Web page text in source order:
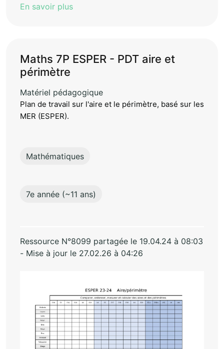
En savoir plus
Maths 7P ESPER - PDT aire et
périmètre
Matériel pédagogique
Plan de travail sur l'aire et le périmètre, basé sur les
MER (ESPER).
Mathématiques
7e année (~11 ans)
Ressource N°8099 partagée le 19.04.24 à 08:03
- Mise à jour le 27.02.26 à 04:26